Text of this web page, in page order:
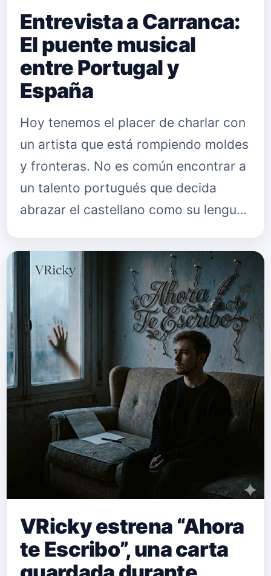
Entrevista a Carranca:
El puente musical
entre Portugal y
España
Hoy tenemos el placer de charlar con
un artista que está rompiendo moldes
y fronteras. No es común encontrar a
un talento portugués que decida
abrazar el castellano como su lengua
artista común. Con el regg…
VRicky estrena “Ahora
te Escribo”, una carta